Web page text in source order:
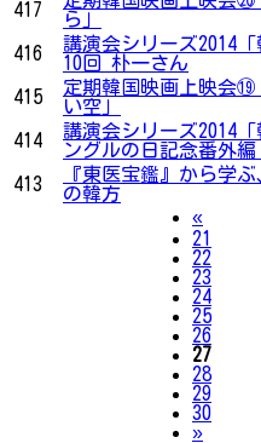
417
ら」
416
講演会シリーズ2014
10回 朴一さん
415
定期韓国映画上映会
い空」
414
講演会シリーズ2014
ングルの日記念番外
413
『東医宝鑑』から学
の韓方
«
21
22
23
24
25
26
27
28
29
30
»Next